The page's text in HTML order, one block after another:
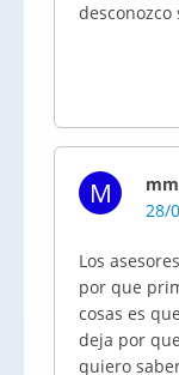
M
28/
Los
por que
cosas es
deja por
quiero